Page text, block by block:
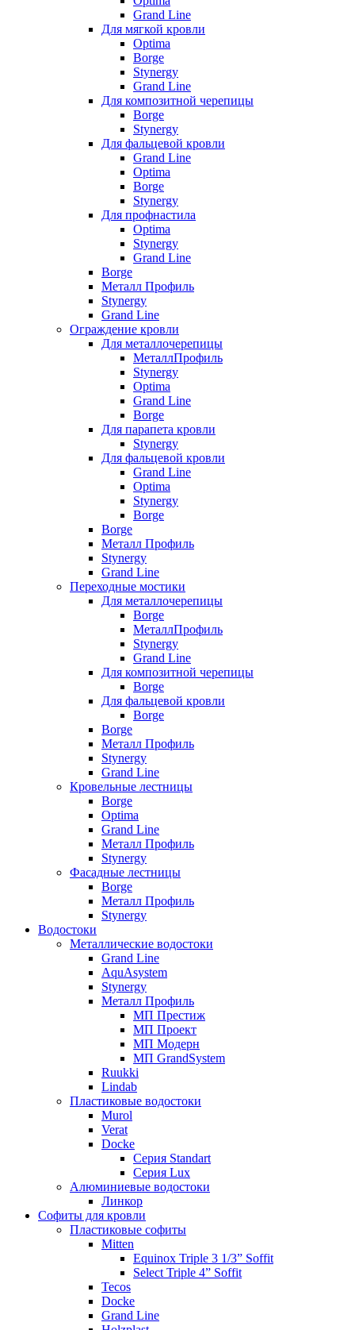
Grand Line
Для мягкой кровли
Optima
Borge
Stynergy
Grand Line
Для композитной черепицы
Borge
Stynergy
Для фальцевой кровли
Grand Line
Optima
Borge
Stynergy
Для профнастила
Optima
Stynergy
Grand Line
Borge
Металл Профиль
Stynergy
Grand Line
Ограждение кровли
Для металлочерепицы
МеталлПрофиль
Stynergy
Optima
Grand Line
Borge
Для парапета кровли
Stynergy
Для фальцевой кровли
Grand Line
Optima
Stynergy
Borge
Borge
Металл Профиль
Stynergy
Grand Line
Переходные мостики
Для металлочерепицы
Borge
МеталлПрофиль
Stynergy
Grand Line
Для композитной черепицы
Borge
Для фальцевой кровли
Borge
Borge
Металл Профиль
Stynergy
Grand Line
Кровельные лестницы
Borge
Optima
Grand Line
Металл Профиль
Stynergy
Фасадные лестницы
Borge
Металл Профиль
Stynergy
Водостоки
Металлические водостоки
Grand Line
AquAsystem
Stynergy
Металл Профиль
МП Престиж
МП Проект
МП Модерн
МП GrandSystem
Ruukki
Lindab
Пластиковые водостоки
Murol
Verat
Docke
Серия Standart
Серия Lux
Алюминиевые водостоки
Линкор
Софиты для кровли
Пластиковые софиты
Mitten
Equinox Triple 3 1/3” Soffit
Select Triple 4” Soffit
Tecos
Docke
Grand Line